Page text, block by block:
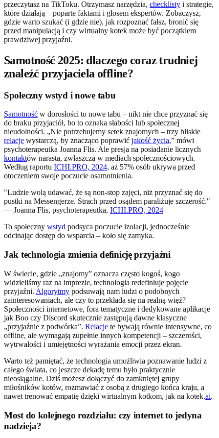
przeczytasz na TikToku. Otrzymasz narzędzia, checklisty i strategie,
które działają – poparte faktami i głosem ekspertów. Zobaczysz,
gdzie warto szukać (i gdzie nie), jak rozpoznać fałsz, bronić się
przed manipulacją i czy wirtualny kotek może być początkiem
prawdziwej przyjaźni.
Samotność 2025: dlaczego coraz trudniej
znaleźć przyjaciela offline?
Społeczny wstyd i nowe tabu
Samotność w dorosłości to nowe tabu – nikt nie chce przyznać się
do braku przyjaciół, bo to oznaka słabości lub społecznej
nieudolności. „Nie potrzebujemy setek znajomych – trzy bliskie
relacje wystarczą, by znacząco poprawić jakość życia,” mówi
psychoterapeutka Joanna Flis. Ale presja na posiadanie licznych
kontaktów narasta, zwłaszcza w mediach społecznościowych.
Według raportu ICHI.PRO, 2024, aż 57% osób ukrywa przed
otoczeniem swoje poczucie osamotnienia.
"Ludzie wolą udawać, że są non-stop zajęci, niż przyznać się do
pustki na Messengerze. Strach przed osądem paraliżuje szczerość."
— Joanna Flis, psychoterapeutka, ICHI.PRO, 2024
To społeczny wstyd podsyca poczucie izolacji, jednocześnie
odcinając dostęp do wsparcia – koło się zamyka.
Jak technologia zmienia definicję przyjaźni
W świecie, gdzie „znajomy” oznacza często kogoś, kogo
widzieliśmy raz na imprezie, technologia redefiniuje pojęcie
przyjaźni. Algorytmy podsuwają nam ludzi o podobnych
zainteresowaniach, ale czy to przekłada się na realną więź?
Społeczności internetowe, fora tematyczne i dedykowane aplikacje
jak Boo czy Discord skutecznie zastępują dawne klasyczne
„przyjaźnie z podwórka”. Relacje te bywają równie intensywne, co
offline, ale wymagają zupełnie innych kompetencji – szczerości,
wytrwałości i umiejętności wyrażania emocji przez ekran.
Warto też pamiętać, że technologia umożliwia poznawanie ludzi z
całego świata, co jeszcze dekadę temu było praktycznie
nieosiągalne. Dziś możesz dołączyć do zamkniętej grupy
miłośników kotów, rozmawiać z osobą z drugiego końca kraju, a
nawet trenować empatię dzięki wirtualnym kotkom, jak na kotek.ai.
Most do kolejnego rozdziału: czy internet to jedyna
nadzieja?